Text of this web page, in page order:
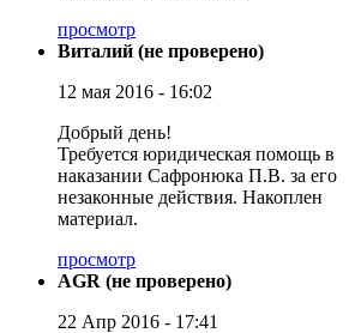
просмотр
Виталий (не проверено)
12 мая 2016 - 16:02
Добрый день!
Требуется юридическая помощь в
наказании Сафронюка П.В. за его
незаконные действия. Накоплен
материал.
просмотр
AGR (не проверено)
22 Апр 2016 - 17:41